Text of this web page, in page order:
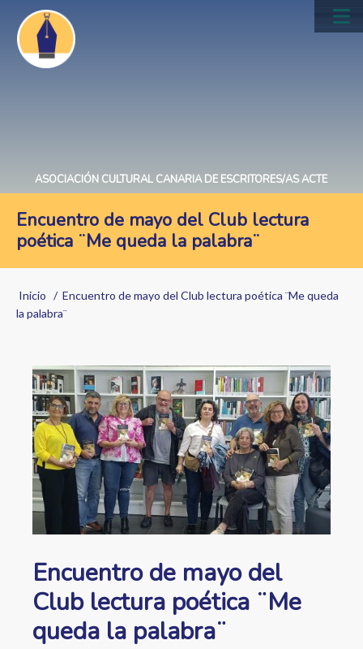
Pasar
contenido
principal
ASOCIACIÓN CULTURAL CANARIA DE ESCRITORES/AS ACTE
Encuentro de mayo del Club lectura
poética ¨Me queda la palabra¨
Sobrescribir
enlaces
ayuda
a
la
navegación
Inicio
Encuentro de mayo del Club lectura poética ¨Me queda
la palabra¨
Image
Encuentro de mayo del
Club lectura poética ¨Me
queda la palabra¨